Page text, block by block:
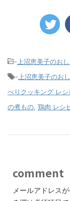
- 上沼恵美子のお
- 上沼恵美子のお
べりクッキング レシ
の煮もの 鶏肉 レシ
comment
メールアドレス